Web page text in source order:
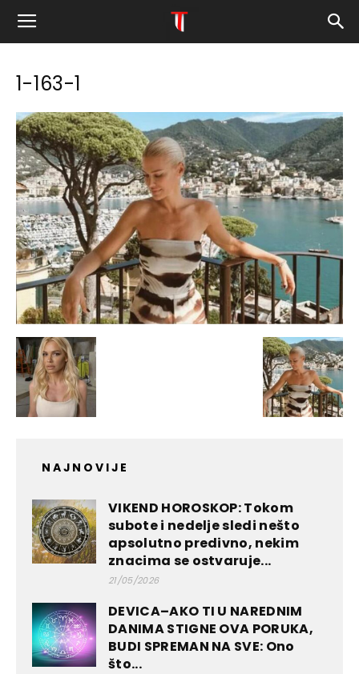
1-163-1
NAJNOVIJE
VIKEND HOROSKOP: Tokom
subote i nedelje sledi nešto
apsolutno predivno, nekim
znacima se ostvaruje...
21/05/2026
DEVICA–AKO TI U NAREDNIM
DANIMA STIGNE OVA PORUKA,
BUDI SPREMAN NA SVE: Ono
što...